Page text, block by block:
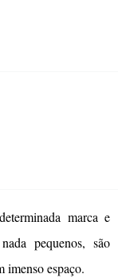
marca e
pequenos, são
imenso espaço.